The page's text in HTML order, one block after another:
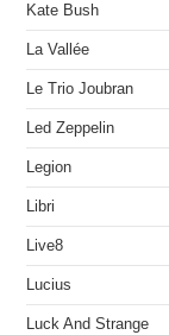
Kate Bush
La Vallée
Le Trio Joubran
Led Zeppelin
Legion
Libri
Live8
Lucius
Luck And Strange